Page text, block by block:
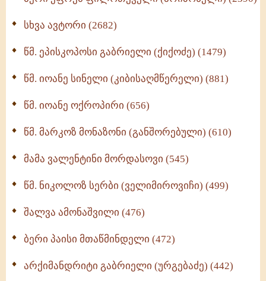
სულიერი ცხოვრების სახელმძღვანელო -
ნაწილი II (369)
სხვა ავტორი (2682)
წმ. ეპისკოპოსი გაბრიელი (ქიქოძე) (1479)
წმ. იოანე სინელი (კიბისაღმწერელი) (881)
წმ. იოანე ოქროპირი (656)
წმ. მარკოზ მონაზონი (განშორებული) (610)
მამა ვალენტინი მორდასოვი (545)
წმ. ნიკოლოზ სერბი (ველიმიროვიჩი) (499)
შალვა ამონაშვილი (476)
ბერი პაისი მთაწმინდელი (472)
არქიმანდრიტი გაბრიელი (ურგებაძე) (442)